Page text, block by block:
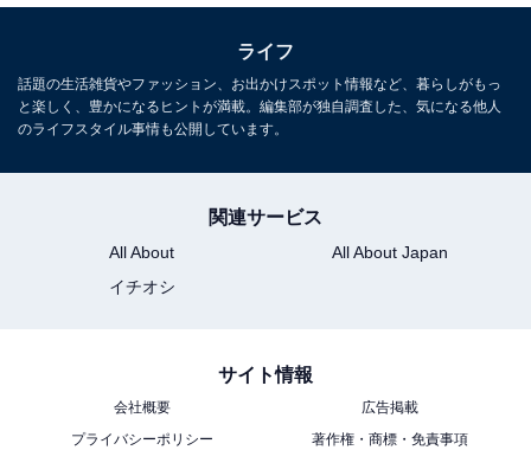
有名ですが、ライトスリッポンも1500円と手が出しやす
い価格です。話題になっているし、試しに使ってみよう
かと興味本位で買う人も少なくないと思います。夫も
ライフ
話題の生活雑貨やファッション、お出かけスポット情報など、暮らしがもっ
と楽しく、豊かになるヒントが満載。編集部が独自調査した、気になる他人
のライフスタイル事情も公開しています。
関連サービス
All About
All About Japan
イチオシ
サイト情報
会社概要
広告掲載
プライバシーポリシー
著作権・商標・免責事項